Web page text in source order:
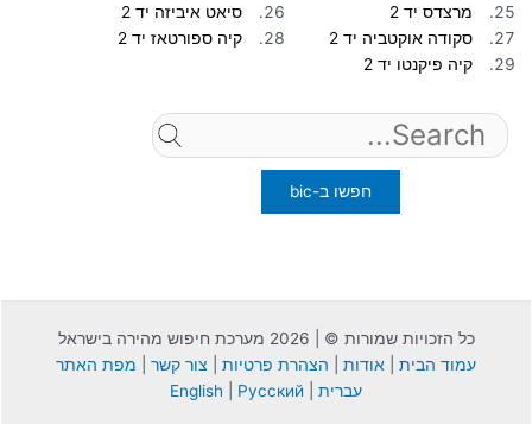
מרצדס יד 2
סיאט איביזה יד 2
סקודה אוקטביה יד 2
קיה ספורטאז יד 2
קיה פיקנטו יד 2
for:
כל הזכויות שמורות © | 2026 מערכת חיפוש מהירה בישראל
עמוד הבית
אודות הצהרת פרטיות צור קשר
מפת האתר
עברית
English Русский